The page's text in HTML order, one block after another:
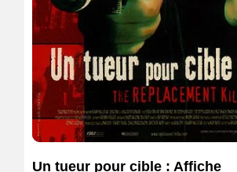
Un tueur pour cible : Affiche